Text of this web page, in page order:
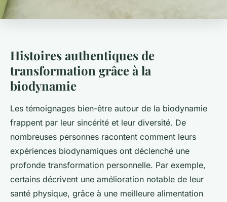
Histoires authentiques de
transformation grâce à la
biodynamie
Les témoignages bien-être autour de la biodynamie
frappent par leur sincérité et leur diversité. De
nombreuses personnes racontent comment leurs
expériences biodynamiques ont déclenché une
profonde transformation personnelle. Par exemple,
certains décrivent une amélioration notable de leur
santé physique, grâce à une meilleure alimentation